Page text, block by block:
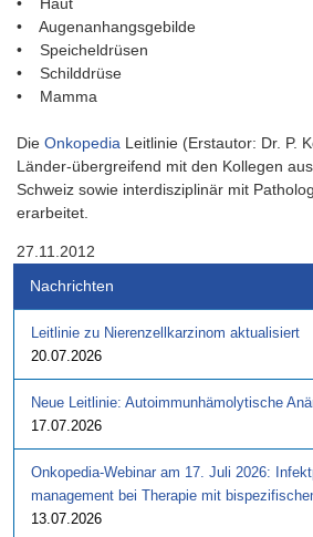
• Augenanhangsgebilde
• Speicheldrüsen
• Schilddrüse
• Mamma
Die Onkopedia Leitlinie (Erstautor: Dr. P.
Länder-übergreifend mit den Kollegen
Schweiz sowie interdisziplinär mit
erarbeitet.
27.11.2012
Nachrichten
Leitlinie zu Nierenzellkarzinom aktualisiert
20.07.2026
Neue Leitlinie: Autoimmunhämolytische
17.07.2026
Onkopedia-Webinar am 17. Juli 2026:
management bei Therapie mit
13.07.2026